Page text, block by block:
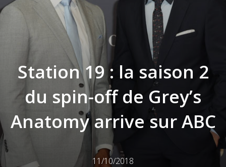
Station 19 : la saison 2
du spin-off de Grey’s
Anatomy arrive sur ABC
11/10/2018